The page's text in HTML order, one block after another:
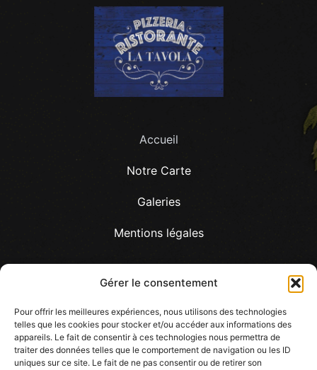
Gérer le consentement
Pour offrir les meilleures expériences, nous utilisons des technologies
telles que les cookies pour stocker et/ou accéder aux informations des
appareils. Le fait de consentir à ces technologies nous permettra de
traiter des données telles que le comportement de navigation ou les ID
uniques sur ce site. Le fait de ne pas consentir ou de retirer son
Accueil
Notre Carte
Galeries
Mentions légales
LA TAVOLA, 12 Allée des platanes, 57530, Les
Etangs